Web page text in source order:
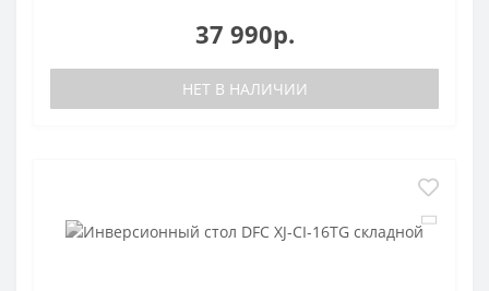
37 990р.
НЕТ В НАЛИЧИИ